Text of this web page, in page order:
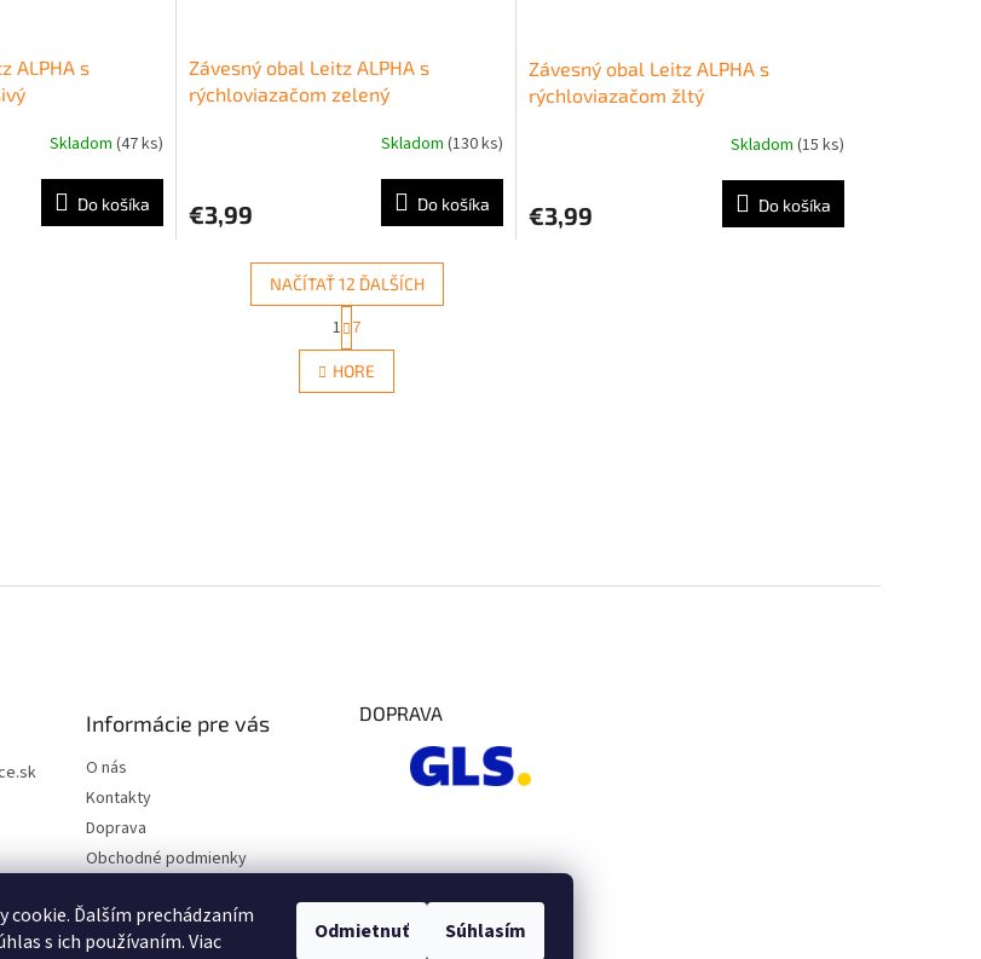
cookie. Ďalším prechádzaním
s ich používaním. Viac
Odmietnuť Súhlasím
ALPHA s
Skladom (47 ks)
Do košíka
Závesný obal Leitz ALPHA s
rýchloviazačom zelený
Skladom (130 ks)
€3,99 Do košíka
Závesný obal Leitz ALPHA s
rýchloviazačom žltý
Skladom (15 ks)
€3,99 Do košíka
O
v
l
v
NAČÍTAŤ 12 ĎALŠÍCH
t
r
á
n
1 7
HORE
Informácie pre vás
O nás
Kontakty
Doprava
Obchodné podmienky
údajov
Moja objednávka
DOPRAVA